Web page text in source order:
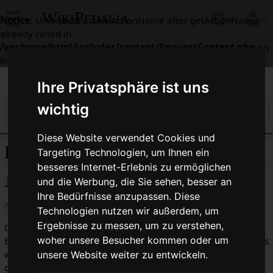
Ihre Privatsphäre ist uns
wichtig
Diese Website verwendet Cookies und
Targeting Technologien, um Ihnen ein
besseres Internet-Erlebnis zu ermöglichen
und die Werbung, die Sie sehen, besser an
Ihre Bedürfnisse anzupassen. Diese
Technologien nutzen wir außerdem, um
Ergebnisse zu messen, um zu verstehen,
woher unsere Besucher kommen oder um
unsere Website weiter zu entwickeln.
Notice : Unexpected clearActionName after getActionName
already called in
/var/www/html/includes/context/RequestContext.php on
line
WikiPedalia
Exzenter
(Weitergeleitet von Nocke
Der Exzenterist eine mechanische Vorrichtung, mit der eine
Bewegung in eine andere konvertiert werden kann. Meistens
werden Drehbewegungen in lineare Bewegungen
gewandelt.